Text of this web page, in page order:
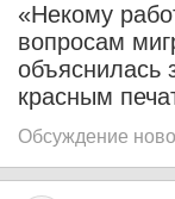
«Некому
вопросам
объяснилась
красным
Обсуждение